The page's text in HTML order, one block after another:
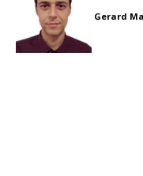
Gerard